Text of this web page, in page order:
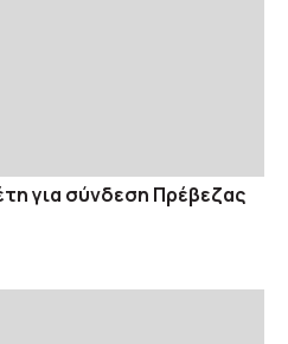
για σύνδεση Πρέβεζας